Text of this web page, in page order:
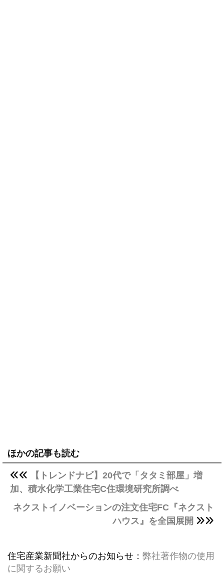
ほかの記事も読む
【トレンドナビ】20代で「タタミ部屋」増
加、積水化学工業住宅C住環境研究所調べ
ネクストイノベーションの注文住宅FC『ネクスト
ハウス』を全国展開
住宅産業新聞社からのお知らせ： 弊社著作物の使用
に関するお願い